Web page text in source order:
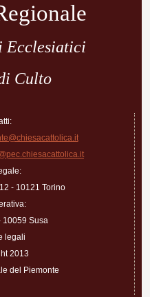
Ecclesiatici
Culto
- 10121 Torino
10059 Susa
legali
2013
del Piemonte